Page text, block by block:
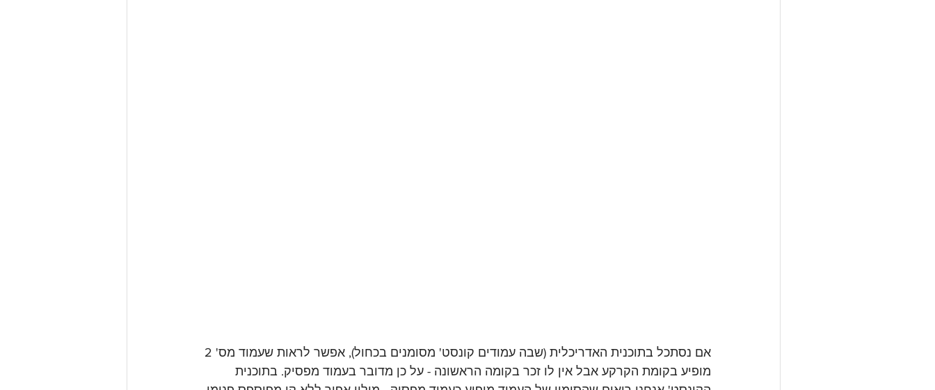
מופיע בקומת הקרקע אבל אין לו זכר בקומה הראשונה - על כן מדובר בעמוד מפסיק. בתוכנית